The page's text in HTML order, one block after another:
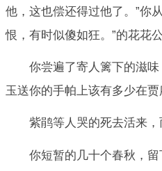
他，这也偿还得过他了。”你
恨，有时似傻如狂。”的花花
你尝遍了寄人篱下的滋
玉送你的手帕上该有多少在
紫鹃等人哭的死去活来，
你短暂的几十个春秋，